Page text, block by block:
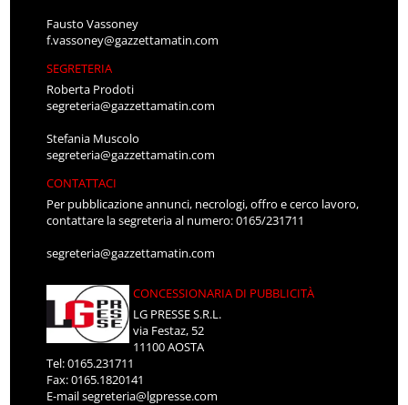
Fausto Vassoney
f.vassoney@gazzettamatin.com
SEGRETERIA
Roberta Prodoti
segreteria@gazzettamatin.com
Stefania Muscolo
segreteria@gazzettamatin.com
CONTATTACI
Per pubblicazione annunci, necrologi, offro e cerco lavoro,
contattare la segreteria al numero: 0165/231711
segreteria@gazzettamatin.com
CONCESSIONARIA DI PUBBLICITÀ
LG PRESSE S.R.L.
via Festaz, 52
11100 AOSTA
Tel: 0165.231711
Fax: 0165.1820141
E-mailsegreteria@lgpresse.com